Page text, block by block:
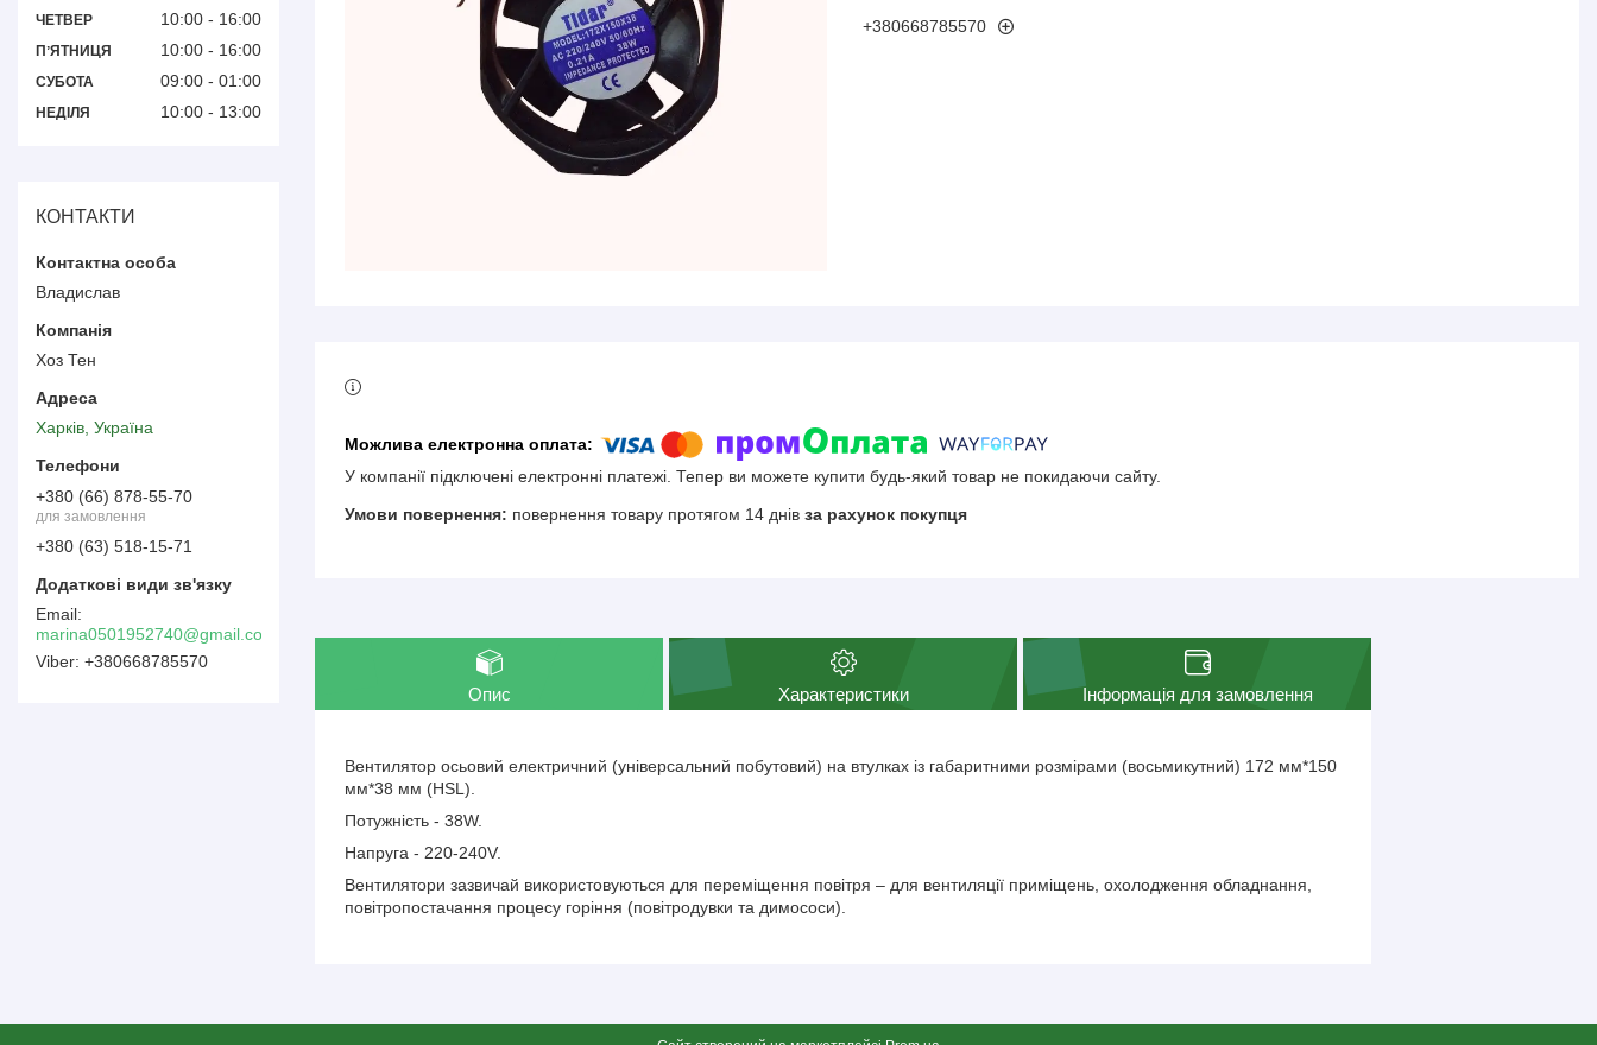
+380668785570
У компанії підключені електронні платежі. Тепер ви можете купити будь-який товар не покидаючи сайту.
повернення товару протягом 14 днів за рахунок покупця
Опис Характеристики Інформація для замовлення
Вентилятор осьовий електричний (універсальний побутовий) на втулках із габаритними розмірами (восьмикутний) 172 мм*150
мм*38 мм (HSL).
Потужність - 38W.
Напруга - 220-240V.
Вентилятори зазвичай використовуються для переміщення повітря – для вентиляції приміщень, охолодження обладнання,
повітропостачання процесу горіння (повітродувки та димососи).
ЧЕТВЕР 10:00 16:00
ПʼЯТНИЦЯ 10:00 16:00
СУБОТА 09:00 01:00
НЕДІЛЯ 10:00 13:00
КОНТАКТИ
Владислав
Хоз Тен
Харків, Україна
+380 (66) 878-55-70
для замовлення
+380 (63) 518-15-71
marina0501952740@gmail.com
+380668785570